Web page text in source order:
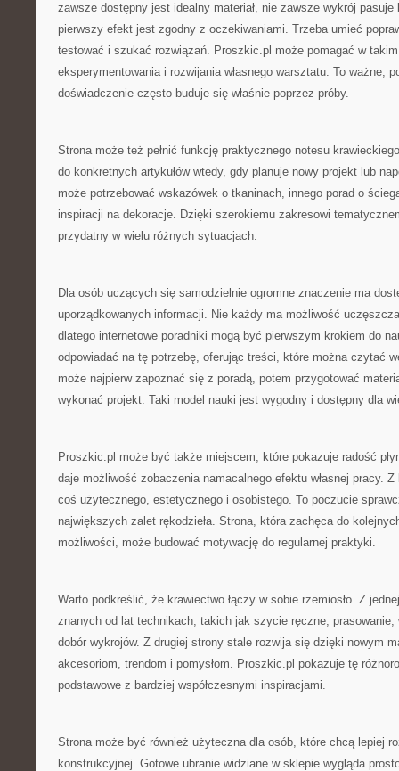
zawsze dostępny jest idealny materiał, nie zawsze wykrój
pierwszy efekt jest zgodny z oczekiwaniami. Trzeba umieć
testować i szukać rozwiązań. Proszkic.pl może pomagać w
eksperymentowania i rozwijania własnego warsztatu. To ważne,
doświadczenie często buduje się właśnie poprzez próby.
Strona może też pełnić funkcję praktycznego notesu
do konkretnych artykułów wtedy, gdy planuje nowy projekt lub
może potrzebować wskazówek o tkaninach, innego porad o
inspiracji na dekoracje. Dzięki szerokiemu zakresowi
przydatny w wielu różnych sytuacjach.
Dla osób uczących się samodzielnie ogromne znaczenie ma
uporządkowanych informacji. Nie każdy ma możliwość
dlatego internetowe poradniki mogą być pierwszym krokiem do
odpowiadać na tę potrzebę, oferując treści, które można czytać
może najpierw zapoznać się z poradą, potem przygotować
wykonać projekt. Taki model nauki jest wygodny i dostępny dla
Proszkic.pl może być także miejscem, które pokazuje radość
daje możliwość zobaczenia namacalnego efektu własnej pracy. Z
coś użytecznego, estetycznego i osobistego. To poczucie
największych zalet rękodzieła. Strona, która zachęca do
możliwości, może budować motywację do regularnej praktyki.
Warto podkreślić, że krawiectwo łączy w sobie rzemiosło. Z
znanych od lat technikach, takich jak szycie ręczne,
dobór wykrojów. Z drugiej strony stale rozwija się dzięki nowym
akcesoriom, trendom i pomysłom. Proszkic.pl pokazuje tę
podstawowe z bardziej współczesnymi inspiracjami.
Strona może być również użyteczna dla osób, które chcą lepiej
konstrukcyjnej. Gotowe ubranie widziane w sklepie wygląda